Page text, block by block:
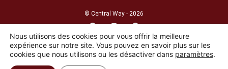
© Central Way - 2026
Développé par l'agence
Nous utilisons des cookies pour vous offrir la meilleure
expérience sur notre site. Vous pouvez en savoir plus sur les
cookies que nous utilisons ou les désactiver dans paramètres.
English(Anglais